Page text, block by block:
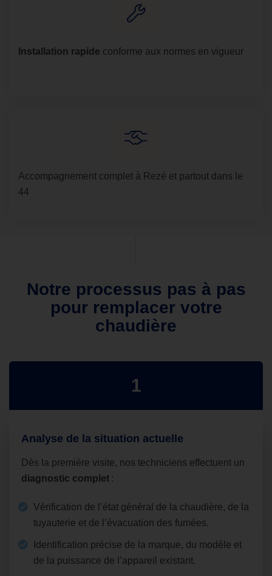
Installation rapide conforme aux normes en vigueur
Accompagnement complet à Rezé et partout dans le
44
Notre processus pas à pas
pour remplacer votre
chaudière
1
Analyse de la situation actuelle
Dès la première visite, nos techniciens effectuent un
diagnostic complet :
Vérification de l’état général de la chaudière, de la
tuyauterie et de l’évacuation des fumées.
Identification précise de la marque, du modèle et
de la puissance de l’appareil existant.